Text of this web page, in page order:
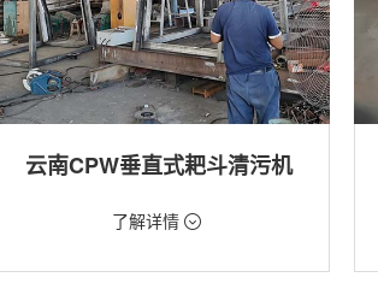
云南CPW垂直式耙斗清污机
价格：5268元/台了解详情